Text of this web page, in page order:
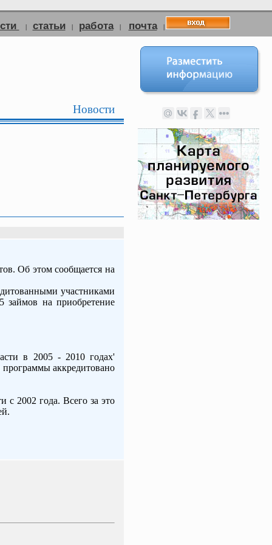
| статьи | работа | почта |
Новости
Об этом сообщается на
участниками
займов на приобретение
в 2005 - 2010 годах'
аккредитовано
с 2002 года. Всего за это